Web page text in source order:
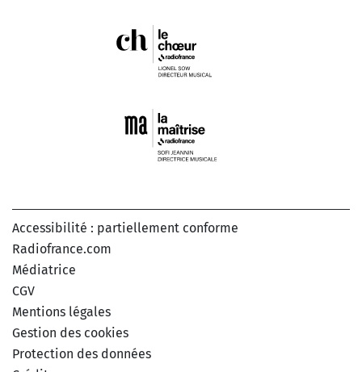
Accessibilité : partiellement conforme
Radiofrance.com
Médiatrice
CGV
Mentions légales
Gestion des cookies
Protection des données